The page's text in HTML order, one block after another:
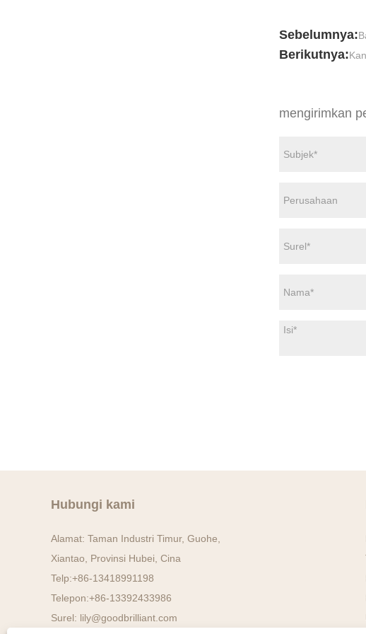
Sebelumnya:
Berikutnya:
mengirimkan
Hubungi kami
Alamat: Taman Industri Timur, Guohe,
Xiantao, Provinsi Hubei, Cina
Telp:+86-13418991198
Telepon:+86-13392433986
Surel: lily@goodbrilliant.com